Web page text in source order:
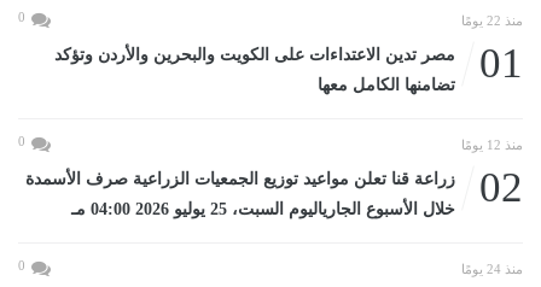
منذ 22 يومًا 0
01
مصر تدين الاعتداءات على الكويت والبحرين والأردن وتؤكد
تضامنها الكامل معها
منذ 12 يومًا 0
02
زراعة قنا تعلن مواعيد توزيع الجمعيات الزراعية صرف الأسمدة
خلال الأسبوع الجارياليوم السبت، 25 يوليو 2026 04:00 مـ
منذ 24 يومًا 0